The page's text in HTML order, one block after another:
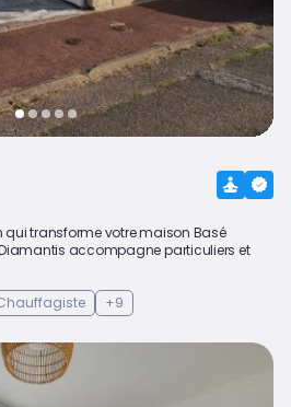
qui transforme votre maison Basé
Diamantis accompagne particuliers et
+9